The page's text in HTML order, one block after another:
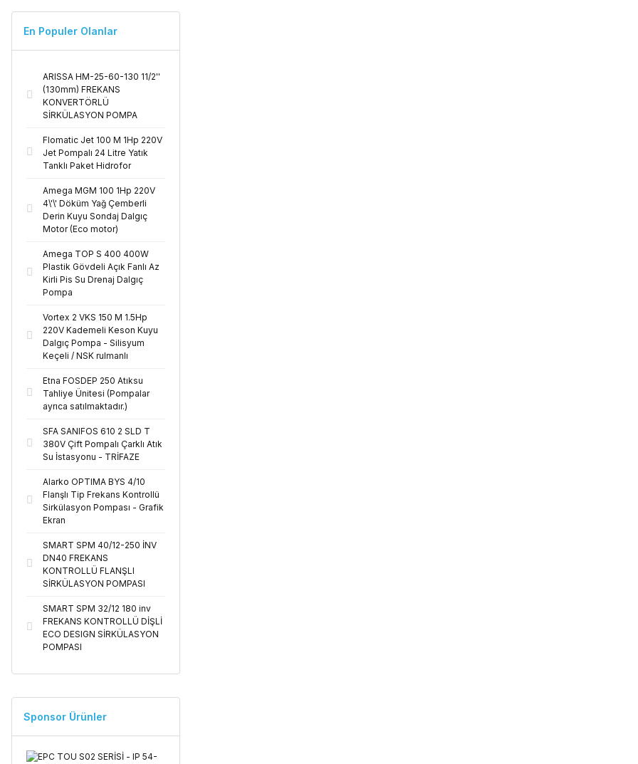
En Populer Olanlar
ARISSA HM-25-60-130 11/2''
(130mm) FREKANS
KONVERTÖRLÜ
SİRKÜLASYON POMPA
Flomatic Jet 100 M 1Hp 220V
Jet Pompalı 24 Litre Yatık
Tanklı Paket Hidrofor
Amega MGM 100 1Hp 220V
4\'\' Döküm Yağ Çemberli
Derin Kuyu Sondaj Dalgıç
Motor (Eco motor)
Amega TOP S 400 400W
Plastik Gövdeli Açık Fanlı Az
Kirli Pis Su Drenaj Dalgıç
Pompa
Vortex 2 VKS 150 M 1.5Hp
220V Kademeli Keson Kuyu
Dalgıç Pompa - Silisyum
Keçeli / NSK rulmanlı
Etna FOSDEP 250 Atıksu
Tahliye Ünitesi (Pompalar
ayrıca satılmaktadır.)
SFA SANIFOS 610 2 SLD T
380V Çift Pompalı Çarklı Atık
Su İstasyonu - TRİFAZE
Alarko OPTIMA BYS 4/10
Flanşlı Tip Frekans Kontrollü
Sirkülasyon Pompası - Grafik
Ekran
SMART SPM 40/12-250 İNV
DN40 FREKANS
KONTROLLÜ FLANŞLI
SİRKÜLASYON POMPASI
SMART SPM 32/12 180 inv
FREKANS KONTROLLÜ DİŞLİ
ECO DESIGN SİRKÜLASYON
POMPASI
Sponsor Ürünler